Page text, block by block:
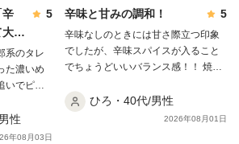
り効いて
魚介が突
効いてい
、オイリ
と甘味
麺は自家
手揉みに
のボリュームでした。 溶き卵を用意
して麺をつけて食べると、辛さが体
感で半分・旨さは倍増します。 正直
なところ、辛さは本物でした。一口
すすった瞬間にむせて、水が手放せ
溶き卵があってようやく完食できた
ほど。辛党でない方は卵を1個用意し
辛
正
5
系のタレ
た濃いめ
でピリ
に刺激だ
でした🍜
性
年08月03日
辛味と甘みの調和！ 5
辛味なしのときには甘さ際立つ印象
でしたが、辛味スパイスが入ること
でちょうどいいバランス感！！ 焼肉
そう様でした！！！
ひろ・40代/男性
2026年08月01日